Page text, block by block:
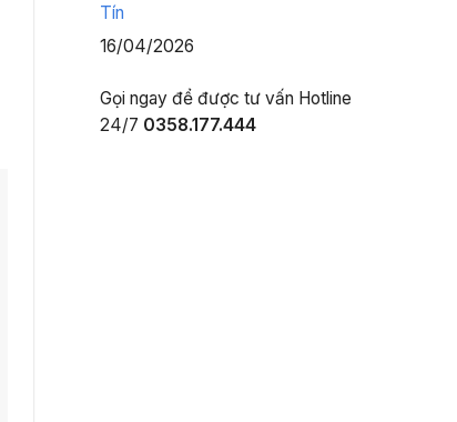
Tín
16/04/2026
Gọi ngay để được tư vấn Hotline
24/7 0358.177.444